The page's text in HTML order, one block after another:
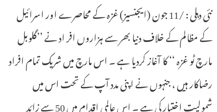
نئی دہلی : /11 جون (ایجنسیز) غزہ کے محاصرے اور اسرائیل
کے مظالم کے خلاف دنیا بھر سے ہزاروں افر اد نے ’’گلوبل
مارچ ٹو غزہ ‘‘ کا آغاز کردیا ہے ۔ اس مارچ میں شریک تمام افراد
رضاکار ہیں ، جنہوں نے اپنی مدد آپ کے تحت اس میں
شمولیت اختیار کی ہے ۔ اس عالمی اقدام میں 50 سے زائد